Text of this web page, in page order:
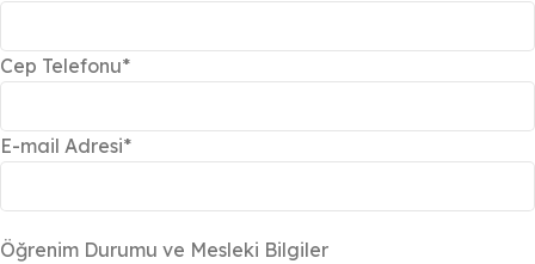
Cep Telefonu*
E-mail Adresi*
Öğrenim Durumu ve Mesleki Bilgiler